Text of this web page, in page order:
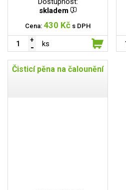
skladem
Cena: 430 Kč s DPH
ks
Čisticí pěna na čalounění